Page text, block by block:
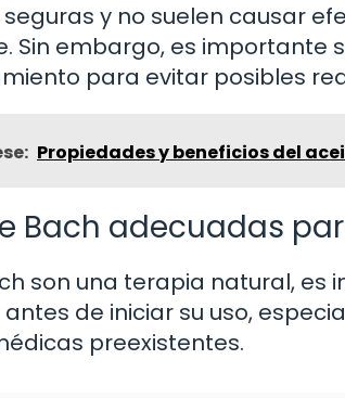
seguras y no suelen causar
Sin embargo, es importante
para evitar posibles
Propiedades y beneficios del
Bach adecuadas
son una terapia natural,
de iniciar su uso,
preexistentes.